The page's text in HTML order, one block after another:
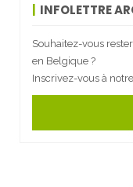
INFOLETTRE
Souhaitez-vous
en Belgique ?
Inscrivez-vous à